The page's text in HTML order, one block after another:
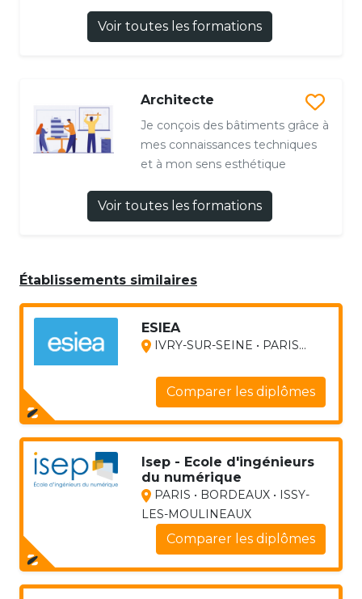
Voir toutes les formations
Architecte
Je conçois des bâtiments grâce à
mes connaissances techniques
et à mon sens esthétique
Voir toutes les formations
Établissements similaires
ESIEA
IVRY-SUR-SEINE • PARIS...
Comparer les diplômes
Isep - Ecole d'ingénieurs
du numérique
PARIS • BORDEAUX • ISSY-
LES-MOULINEAUX
Comparer les diplômes